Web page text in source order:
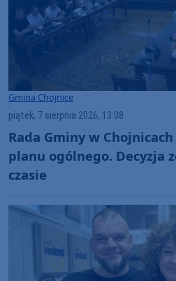
Gmina Chojnice
piątek, 7 sierpnia 2026, 13:08
Rada Gminy w
planu ogólnego. Decyzja
czasie